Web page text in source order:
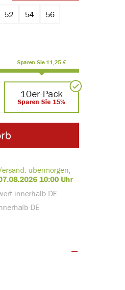
innerhalb DE
DE
übermorgen,
10:00 Uhr
52 54
56
Sparen Sie 11,25 €
10er-Pack
Sparen Sie 15%